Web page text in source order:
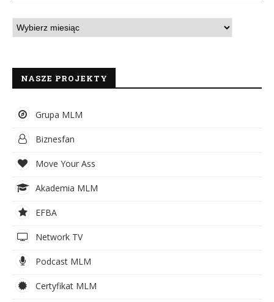
NASZE PROJEKTY
Grupa MLM
Biznesfan
Move Your Ass
Akademia MLM
EFBA
Network TV
Podcast MLM
Certyfikat MLM